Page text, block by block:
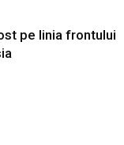
pe linia frontului